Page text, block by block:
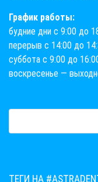
График работы:
будние дни с 9:00 до
перерыв с 14:00 до
суббота с 9:00 до
воскресенье —
ТЕГИ НА